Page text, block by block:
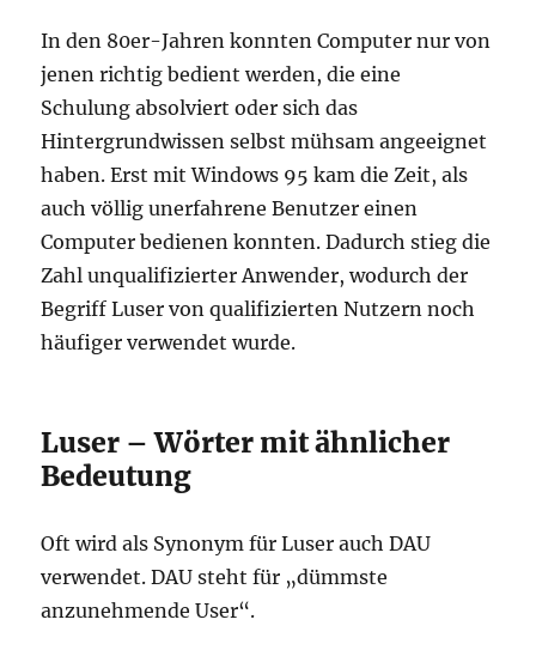
In den 80er-Jahren konnten Computer nur von
jenen richtig bedient werden, die eine
Schulung absolviert oder sich das
Hintergrundwissen selbst mühsam angeeignet
haben. Erst mit Windows 95 kam die Zeit, als
auch völlig unerfahrene Benutzer einen
Computer bedienen konnten. Dadurch stieg die
Zahl unqualifizierter Anwender, wodurch der
Begriff Luser von qualifizierten Nutzern noch
häufiger verwendet wurde.
Luser – Wörter mit ähnlicher
Bedeutung
Oft wird als Synonym für Luser auch DAU
verwendet. DAU steht für „dümmste
anzunehmende User“.